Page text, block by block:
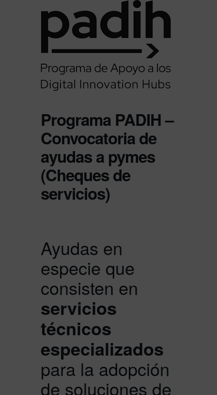
Programa PADIH –
Convocatoria de
ayudas a pymes
(Cheques de
servicios)
Ayudas en
especie que
consisten en
servicios
técnicos
especializados
para la adopción
de soluciones de